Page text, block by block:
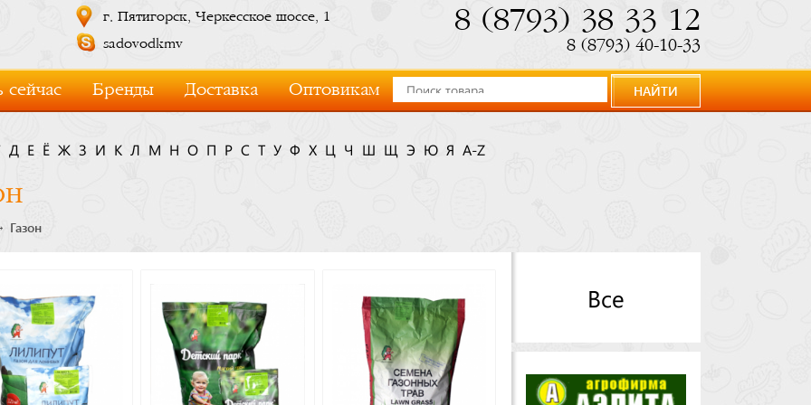
г. Пятигорск, Черкесское шоссе, 1
sadovodkmv
8 (8793) 38 33 12
8 (8793) 40-10-33
сейчас Бренды Доставка Оптовикам НАЙТИ
Д Е Ё Ж З И К Л М Н О П Р С Т У Ф Х Ч Э Ю Я A-Z
Газон
Все